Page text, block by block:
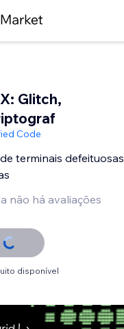
Glitch,
Code
terminais defeituosas
não há avaliações
disponível